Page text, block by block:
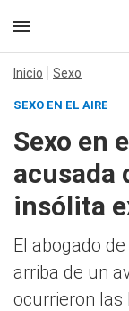
Inicio Sexo
SEXO EN EL AIRE
Sexo en
acusada
insólita
El abogado
arriba de un
ocurrieron las